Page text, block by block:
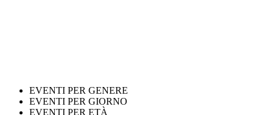
EVENTI PER GENERE
EVENTI PER GIORNO
EVENTI PER ETÀ